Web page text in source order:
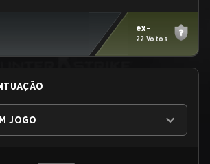
ex-
22 Votos
JOGO